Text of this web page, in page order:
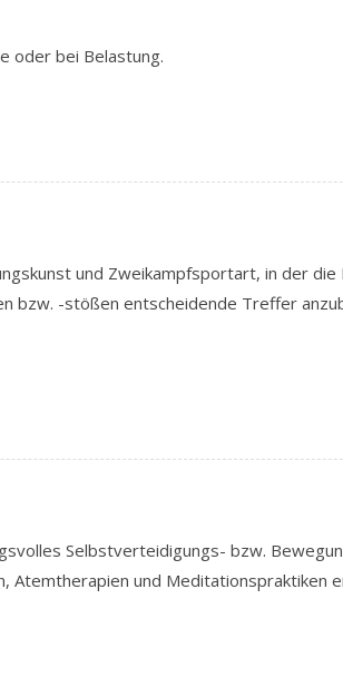
oder bei Belastung.
und Zweikampfsportart, in der
bzw. -stößen entscheidende Treffer
Selbstverteidigungs- bzw.
Atemtherapien und Meditationspraktiken